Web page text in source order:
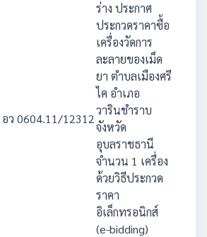
อว 0604.11/12312
ร่าง ประกาศ
ประกวดราคาซื้อ
เครื่องวัดการ
ละลายของเม็ด
ยา ตำบลเมืองศรี
ไค อำเภอ
วารินชำราบ
จังหวัด
อุบลราชธานี
จำนวน 1 เครื่อง
ด้วยวิธีประกวด
ราคา
อิเล็กทรอนิกส์
(e-bidding)